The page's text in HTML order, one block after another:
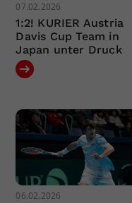
07.02.2026
1:2! KURIER Austria
Davis Cup Team in
Japan unter Druck
06.02.2026